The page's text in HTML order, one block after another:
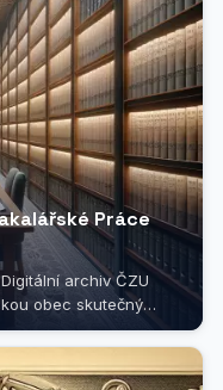
Práce
archiv ČZU
obec skutečný